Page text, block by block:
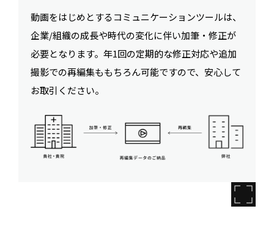
動画をはじめとするコミュニケーションツールは、
企業/組織の成長や時代の変化に伴い加筆・修正が
必要となります。年1回の定期的な修正対応や追加
撮影での再編集ももちろん可能ですので、安心して
お取引ください。